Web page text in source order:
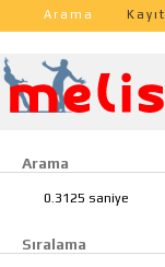
Arama Kayıt
Arama
0.3125 saniye
Sıralama